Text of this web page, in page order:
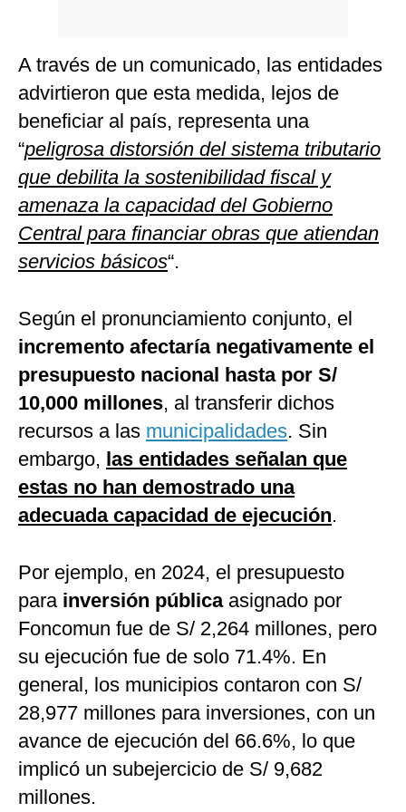
A través de un comunicado, las entidades
advirtieron que esta medida, lejos de
beneficiar al país, representa una
“peligrosa distorsión del sistema tributario
que debilita la sostenibilidad fiscal y
amenaza la capacidad del Gobierno
Central para financiar obras que atiendan
servicios básicos“.
Según el pronunciamiento conjunto, el
incremento afectaría negativamente el
presupuesto nacional hasta por S/
10,000 millones, al transferir dichos
recursos a las municipalidades. Sin
embargo, las entidades señalan que
estas no han demostrado una
adecuada capacidad de ejecución.
Por ejemplo, en 2024, el presupuesto
para inversión públicaasignado por
Foncomun fue de S/ 2,264 millones, pero
su ejecución fue de solo 71.4%. En
general, los municipios contaron con S/
28,977 millones para inversiones, con un
avance de ejecución del 66.6%, lo que
implicó un subejercicio de S/ 9,682
millones.